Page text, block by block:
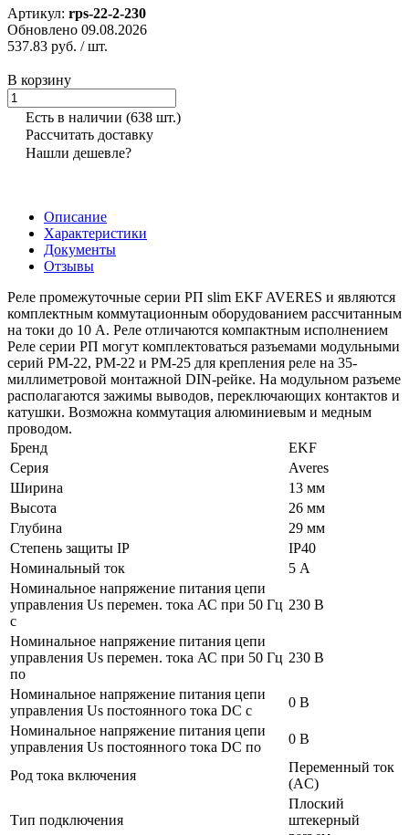
Артикул: rps-22-2-230
Обновлено 09.08.2026
537.83 руб. / шт.
В корзину
Есть в наличии (638 шт.)
Рассчитать доставку
Нашли дешевле?
Описание
Характеристики
Документы
Отзывы
Реле промежуточные серии РП slim EKF AVERES и являются
комплектным коммутационным оборудованием рассчитанным
на токи до 10 А. Реле отличаются компактным исполнением
Реле серии РП могут комплектоваться разъемами модульными
серий РМ-22, РМ-22 и РМ-25 для крепления реле на 35-
миллиметровой монтажной DIN-рейке. На модульном разъеме
располагаются зажимы выводов, переключающих контактов и
катушки. Возможна коммутация алюминиевым и медным
проводом.
Бренд
EKF
Серия
Averes
Ширина
13 мм
Высота
26 мм
Глубина
29 мм
Степень защиты IP
IP40
Номинальный ток
5 А
Номинальное напряжение питания цепи
управления Us перемен. тока АС при 50 Гц
с
230 В
Номинальное напряжение питания цепи
управления Us перемен. тока АС при 50 Гц
по
230 В
Номинальное напряжение питания цепи
управления Us постоянного тока DC с
0 В
Номинальное напряжение питания цепи
управления Us постоянного тока DC по
0 В
Род тока включения
Переменный ток
(AC)
Тип подключения
Плоский
штекерный